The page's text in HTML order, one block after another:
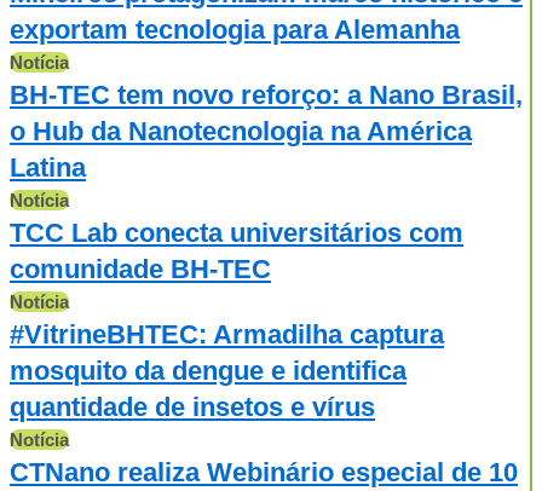
exportam tecnologia para Alemanha
Notícia
BH-TEC tem novo reforço: a Nano Brasil,
o Hub da Nanotecnologia na América
Latina
Notícia
TCC Lab conecta universitários com
comunidade BH-TEC
Notícia
#VitrineBHTEC: Armadilha captura
mosquito da dengue e identifica
quantidade de insetos e vírus
Notícia
CTNano realiza Webinário especial de 10